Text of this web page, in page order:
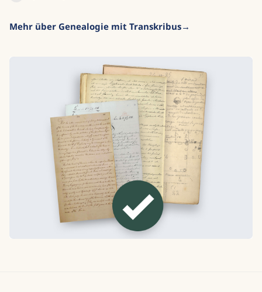
Mehr über Genealogie mit Transkribus